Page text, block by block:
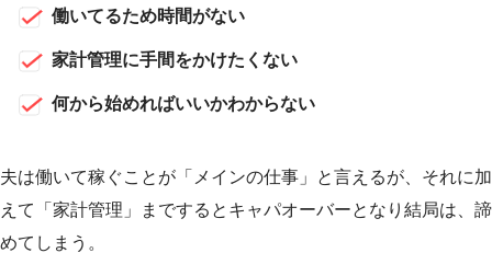
働いてるため時間がない
家計管理に手間をかけたくない
何から始めればいいかわからない
夫は働いて稼ぐことが「メインの仕事」と言えるが、それに加
えて「家計管理」までするとキャパオーバーとなり結局は、諦
めてしまう。